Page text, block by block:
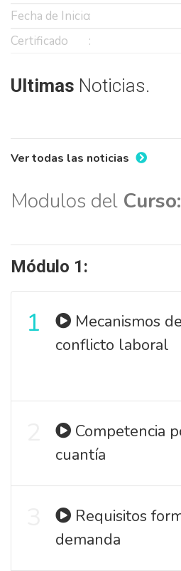
Fecha de Inicio
Certificado
Ultimas Noticias.
Ver todas las noticias
Modulos del Curso:
Módulo 1:
1
conflicto laboral
cuantía
demanda